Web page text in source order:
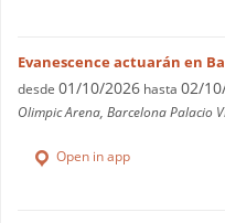
Evanescence actuarán en
desde 01/10/2026 hasta 02/
Olimpic Arena, Barcelona Palacio
Open in app